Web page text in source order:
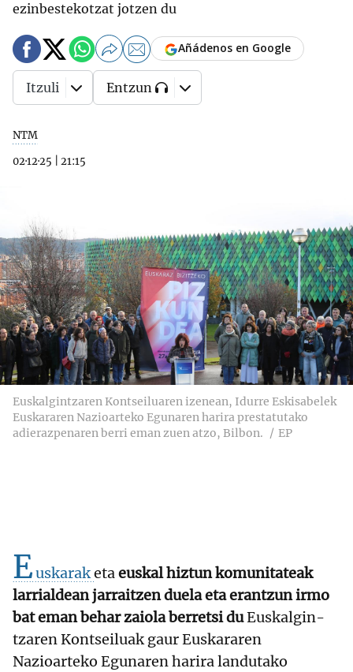
ezinbestekotzat jotzen du
NTM
02·12·25
21:15
Añádenos en Google
Itzuli Entzun
Euskalgintzaren Kontseiluaren izenean, Idurre Eskisabelek
Euskararen Nazioarteko Egunaren harira prestatutako
adierazpenaren berri eman zuen atzo, Bilbon.
EP
Euskaraketaeuskal hiztun komunitateak
larrialdean jarraitzen duela eta erantzun irmo
bat eman behar zaiola berretsi duEuskalgin-
tzaren Kontseiluak gaur Euskararen
Nazioarteko Egunaren harira landutako